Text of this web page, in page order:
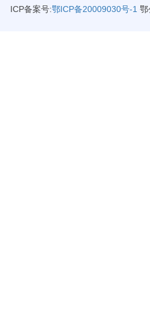
ICP备案号:鄂ICP备20009030号-1 鄂